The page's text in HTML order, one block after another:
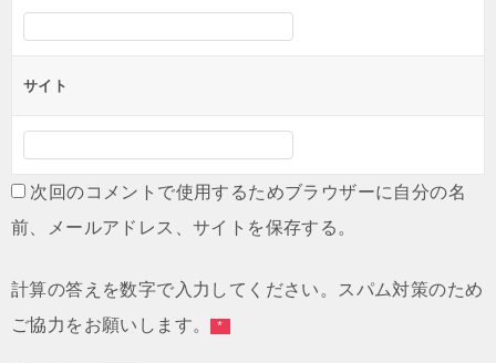
サイト
次回のコメントで使用するためブラウザーに自分の名
前、メールアドレス、サイトを保存する。
計算の答えを数字で入力してください。スパム対策のため
ご協力をお願いします。 *